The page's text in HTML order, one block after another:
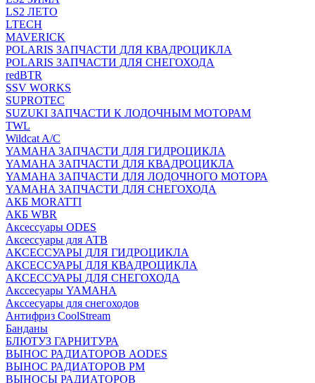
LS2 ЛЕТО
LTECH
MAVERICK
POLARIS ЗАПЧАСТИ ДЛЯ КВАДРОЦИКЛА
POLARIS ЗАПЧАСТИ ДЛЯ СНЕГОХОДА
redBTR
SSV WORKS
SUPROTEC
SUZUKI ЗАПЧАСТИ К ЛОДОЧНЫМ МОТОРАМ
TWL
Wildcat A/C
YAMAHA ЗАПЧАСТИ ДЛЯ ГИДРОЦИКЛА
YAMAHA ЗАПЧАСТИ ДЛЯ КВАДРОЦИКЛА
YAMAHA ЗАПЧАСТИ ДЛЯ ЛОДОЧНОГО МОТОРА
YAMAHA ЗАПЧАСТИ ДЛЯ СНЕГОХОДА
АКБ MORATTI
АКБ WBR
Аксессуары ODES
Аксессуары для АТВ
АКСЕССУАРЫ ДЛЯ ГИДРОЦИКЛА
АКСЕССУАРЫ ДЛЯ КВАДРОЦИКЛА
АКСЕССУАРЫ ДЛЯ СНЕГОХОДА
Акссесуары YAMAHA
Акссесуары для снегоходов
Антифриз CoolStream
Банданы
БЛЮТУЗ ГАРНИТУРА
ВЫНОС РАДИАТОРОВ AODES
ВЫНОС РАДИАТОРОВ РМ
ВЫНОСЫ РАДИАТОРОВ